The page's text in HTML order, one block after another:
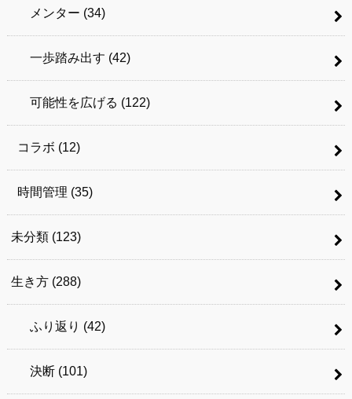
メンター (34)
一歩踏み出す (42)
可能性を広げる (122)
コラボ (12)
時間管理 (35)
未分類 (123)
生き方 (288)
ふり返り (42)
決断 (101)